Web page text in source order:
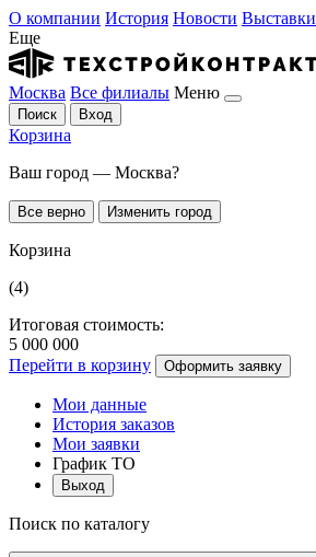
О компании История Новости Выставки
Еще
Москва Все филиалы Меню
Поиск Вход
Корзина
Ваш город — Москва?
Все верно Изменить город
Корзина
(4)
Итоговая стоимость:
5 000 000
Перейти в корзину
Оформить заявку
Мои данные
История заказов
Мои заявки
График ТО
Выход
Поиск по каталогу